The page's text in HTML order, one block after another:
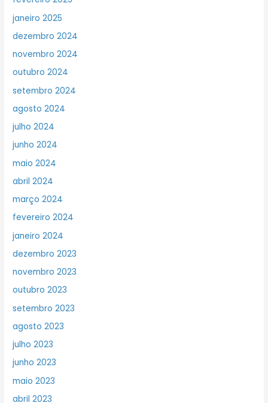
janeiro 2025
dezembro 2024
novembro 2024
outubro 2024
setembro 2024
agosto 2024
julho 2024
junho 2024
maio 2024
abril 2024
março 2024
fevereiro 2024
janeiro 2024
dezembro 2023
novembro 2023
outubro 2023
setembro 2023
agosto 2023
julho 2023
junho 2023
maio 2023
abril 2023